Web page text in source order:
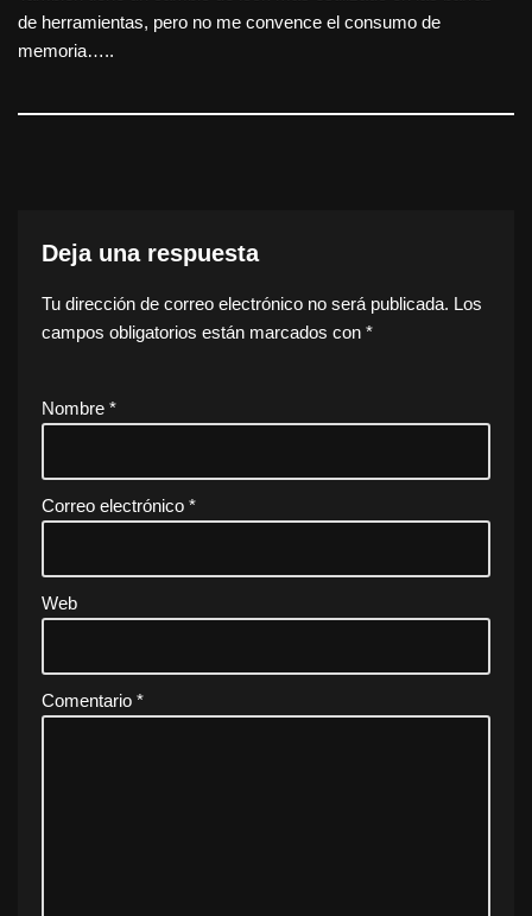
de herramientas, pero no me convence el consumo de
memoria…..
Deja una respuesta
Tu dirección de correo electrónico no será publicada. Los
campos obligatorios están marcados con *
Nombre *
Correo electrónico *
Web
Comentario *